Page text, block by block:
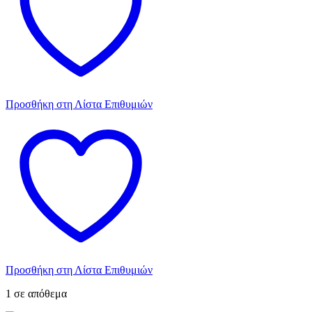
Προσθήκη στη Λίστα Επιθυμιών
Προσθήκη στη Λίστα Επιθυμιών
1 σε απόθεμα